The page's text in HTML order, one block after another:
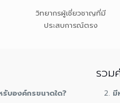
วิทยากรผู้เชี่ยวชาญที่มี
ประสบการณ์ตรง
รวม
รับองค์กรขนาดใด?
มี